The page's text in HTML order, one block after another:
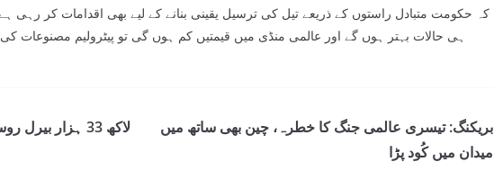
کہ حکومت متبادل راستوں کے ذریعے تیل کی ترسیل یقینی بنانے کے لیے بھی اقدامات کر رہی
ہی حالات بہتر ہوں گے اور عالمی منڈی میں قیمتیں کم ہوں گی تو پیٹرولیم مصنوعات
بریکنگ: تیسری عالمی جنگ کا خطرہ، چین بھی ساتھ میں
میدان میں کُود پڑا